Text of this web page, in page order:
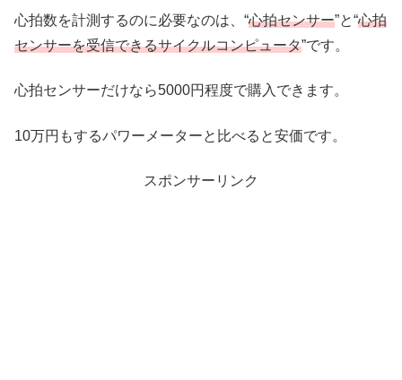
心拍数を計測するのに必要なのは、“心拍センサー”と“心拍
センサーを受信できるサイクルコンピュータ”です。
心拍センサーだけなら5000円程度で購入できます。
10万円もするパワーメーターと比べると安価です。
スポンサーリンク